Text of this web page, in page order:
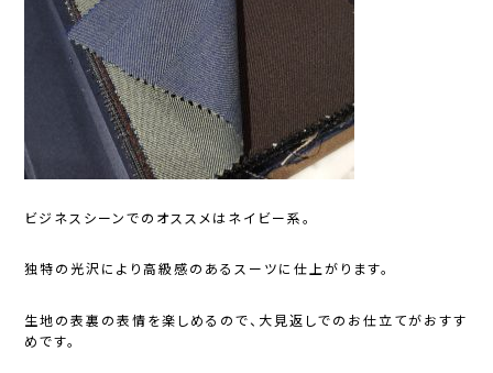
ビジネスシーンでのオススメはネイビー系。
独特の光沢により高級感のあるスーツに仕上がります。
生地の表裏の表情を楽しめるので、大見返しでのお仕立てがおすす
めです。